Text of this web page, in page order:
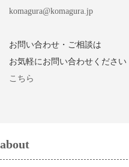
komagura@komagura.jp
お問い合わせ・ご相談は
お気軽にお問い合わせください
こちら
about